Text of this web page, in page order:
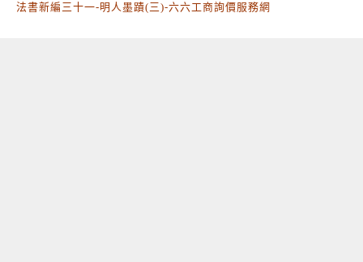
法書新編三十一-明人墨蹟(三)-六六工商詢價服務網